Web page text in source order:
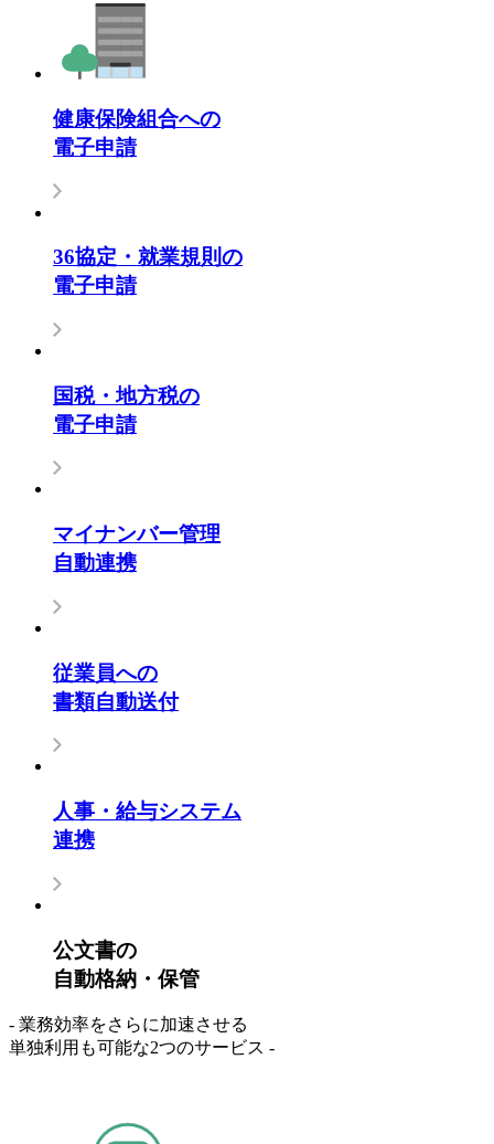
健康保険組合への
電子申請
36協定・就業規則の
電子申請
国税・地方税の
電子申請
マイナンバー管理
自動連携
従業員への
書類自動送付
人事・給与システム
連携
公文書の
自動格納・保管
- 業務効率をさらに加速させる
単独利用も可能な2つのサービス -